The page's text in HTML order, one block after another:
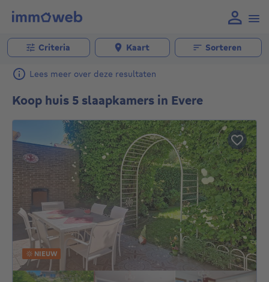
Criteria Kaart Sorteren
Lees meer over deze resultaten
Koop huis 5 slaapkamers in Evere
NIEUW